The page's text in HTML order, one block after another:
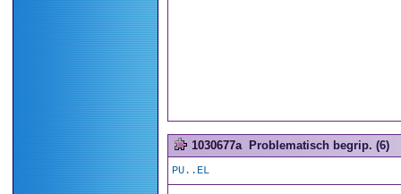
1030677a Problematisch begrip. (6)
PU..EL